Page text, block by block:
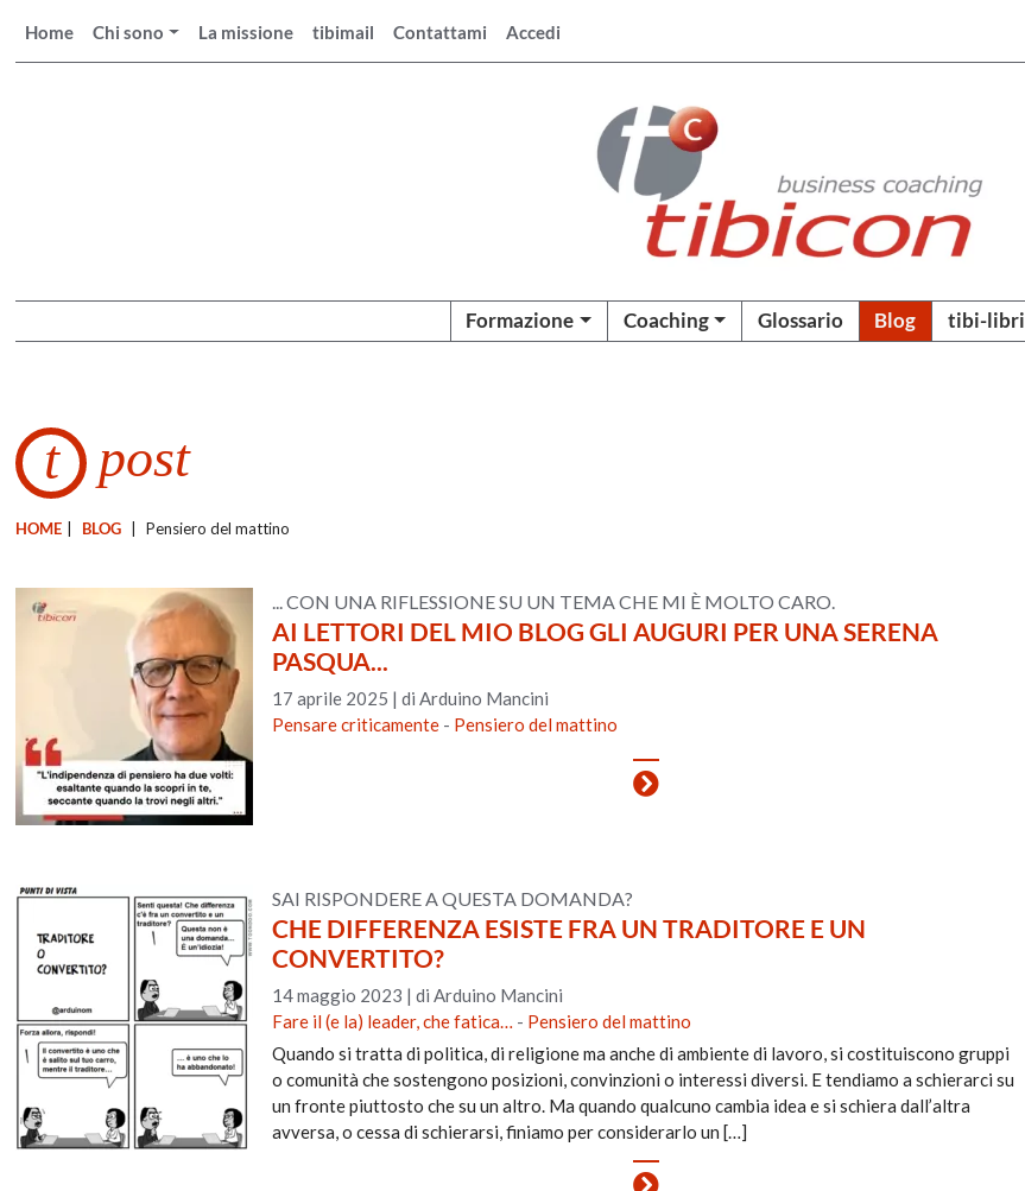
Home Chi sono La missione tibimail Contattami Accedi
Formazione Coaching Glossario Blog tibi-libri
t post
HOME BLOG Pensiero del mattino
... CON UNA RIFLESSIONE SU UN TEMA CHE MI È MOLTO CARO.
AI LETTORI DEL MIO BLOG GLI AUGURI PER UNA SERENA
PASQUA...
17 aprile 2025 | di Arduino Mancini
Pensare criticamente- Pensiero del mattino
SAI RISPONDERE A QUESTA DOMANDA?
CHE DIFFERENZA ESISTE FRA UN TRADITORE E UN
CONVERTITO?
14 maggio 2023 | di Arduino Mancini
Fare il (e la) leader, che fatica… - Pensiero del mattino
Quando si tratta di politica, di religione ma anche di ambiente di lavoro, si costituiscono gruppi
o comunità che sostengono posizioni, convinzioni o interessi diversi. E tendiamo a schierarci su
un fronte piuttosto che su un altro. Ma quando qualcuno cambia idea e si schiera dall’altra
avversa, o cessa di schierarsi, finiamo per considerarlo un […]